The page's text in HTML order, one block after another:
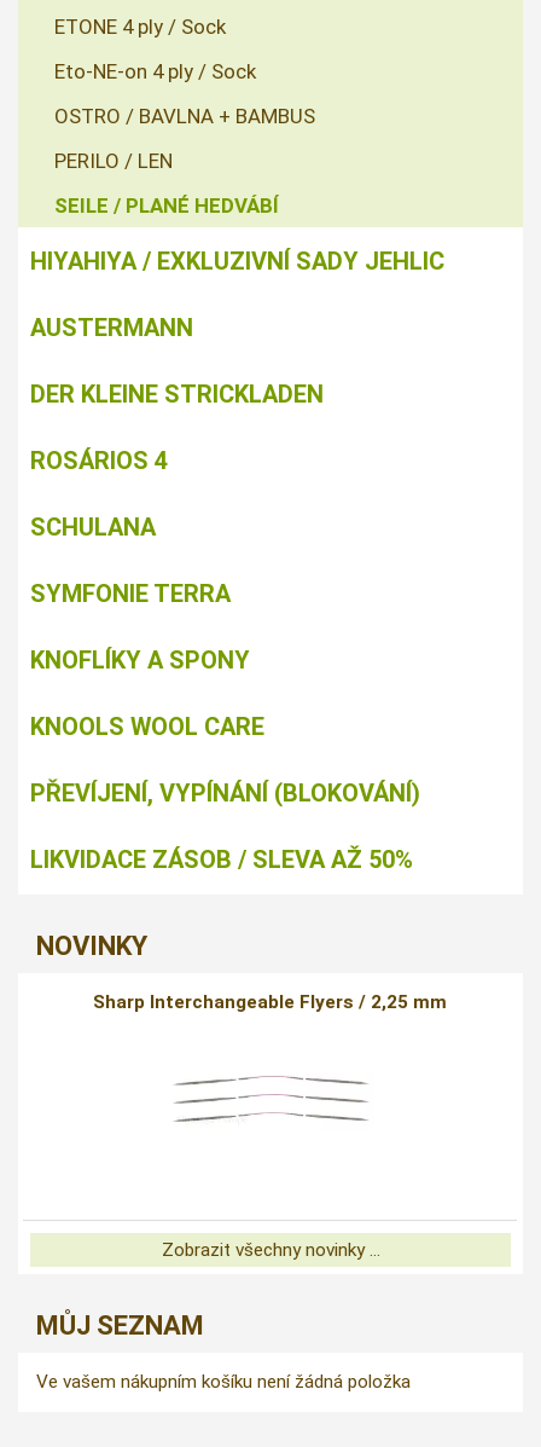
ETONE 4 ply / Sock
Eto-NE-on 4 ply / Sock
OSTRO / BAVLNA + BAMBUS
PERILO / LEN
SEILE / PLANÉ HEDVÁBÍ
HIYAHIYA / EXKLUZIVNÍ SADY JEHLIC
AUSTERMANN
DER KLEINE STRICKLADEN
ROSÁRIOS 4
SCHULANA
SYMFONIE TERRA
KNOFLÍKY A SPONY
KNOOLS WOOL CARE
PŘEVÍJENÍ, VYPÍNÁNÍ (BLOKOVÁNÍ)
LIKVIDACE ZÁSOB / SLEVA AŽ 50%
NOVINKY
Sharp Interchangeable Flyers / 2,25 mm
Zobrazit všechny novinky ...
MŮJ SEZNAM
Ve vašem nákupním košíku není žádná položka